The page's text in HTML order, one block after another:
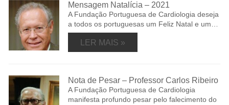
Mensagem Natalícia – 2021
A Fundação Portuguesa de Cardiologia deseja
a todos os portuguesas um Feliz Natal e um…
LER MAIS »
Nota de Pesar – Professor Carlos Ribeiro
A Fundação Portuguesa de Cardiologia
manifesta profundo pesar pelo falecimento do